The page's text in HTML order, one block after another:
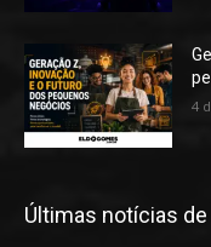
4
Últimas notícias de